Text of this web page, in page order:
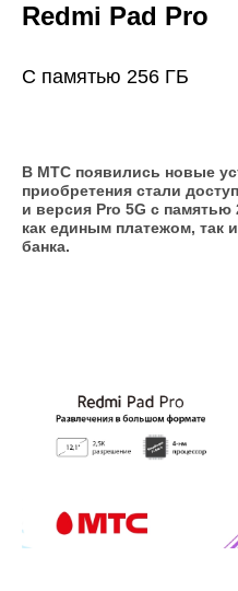
Redmi Pad Pro
С памятью 256 ГБ
В МТС появились новые
приобретения стали
и версия Pro 5G с
как единым платежом, так
банка.